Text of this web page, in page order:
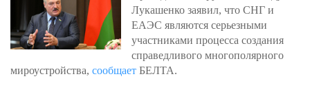
Лукашенко заявил, что СНГ и
ЕАЭС являются серьезными
участниками процесса создания
справедливого многополярного
мироустройства, сообщает БЕЛТА.